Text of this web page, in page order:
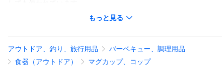
※天然素材の為、木目・色合いに個体差があります。
また、実物とご使用端末の画面の色合いと異なる場合がありま
す。
もっと見る
アウトドア、釣り、旅行用品
バーベキュー、調理用品
食器（アウトドア）
マグカップ、コップ